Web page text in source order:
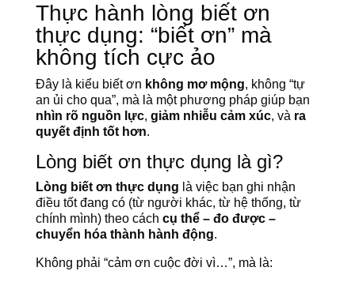
Thực hành lòng biết ơn
thực dụng: “biết ơn” mà
không tích cực ảo
Đây là kiểu biết ơn không mơ mộng, không “tự
an ủi cho qua”, mà là một phương pháp giúp bạn
nhìn rõ nguồn lực, giảm nhiễu cảm xúc, và ra
quyết định tốt hơn.
Lòng biết ơn thực dụng là gì?
Lòng biết ơn thực dụng là việc bạn ghi nhận
điều tốt đang có (từ người khác, từ hệ thống, từ
chính mình) theo cách cụ thể – đo được –
chuyển hóa thành hành động.
Không phải “cảm ơn cuộc đời vì…”, mà là: